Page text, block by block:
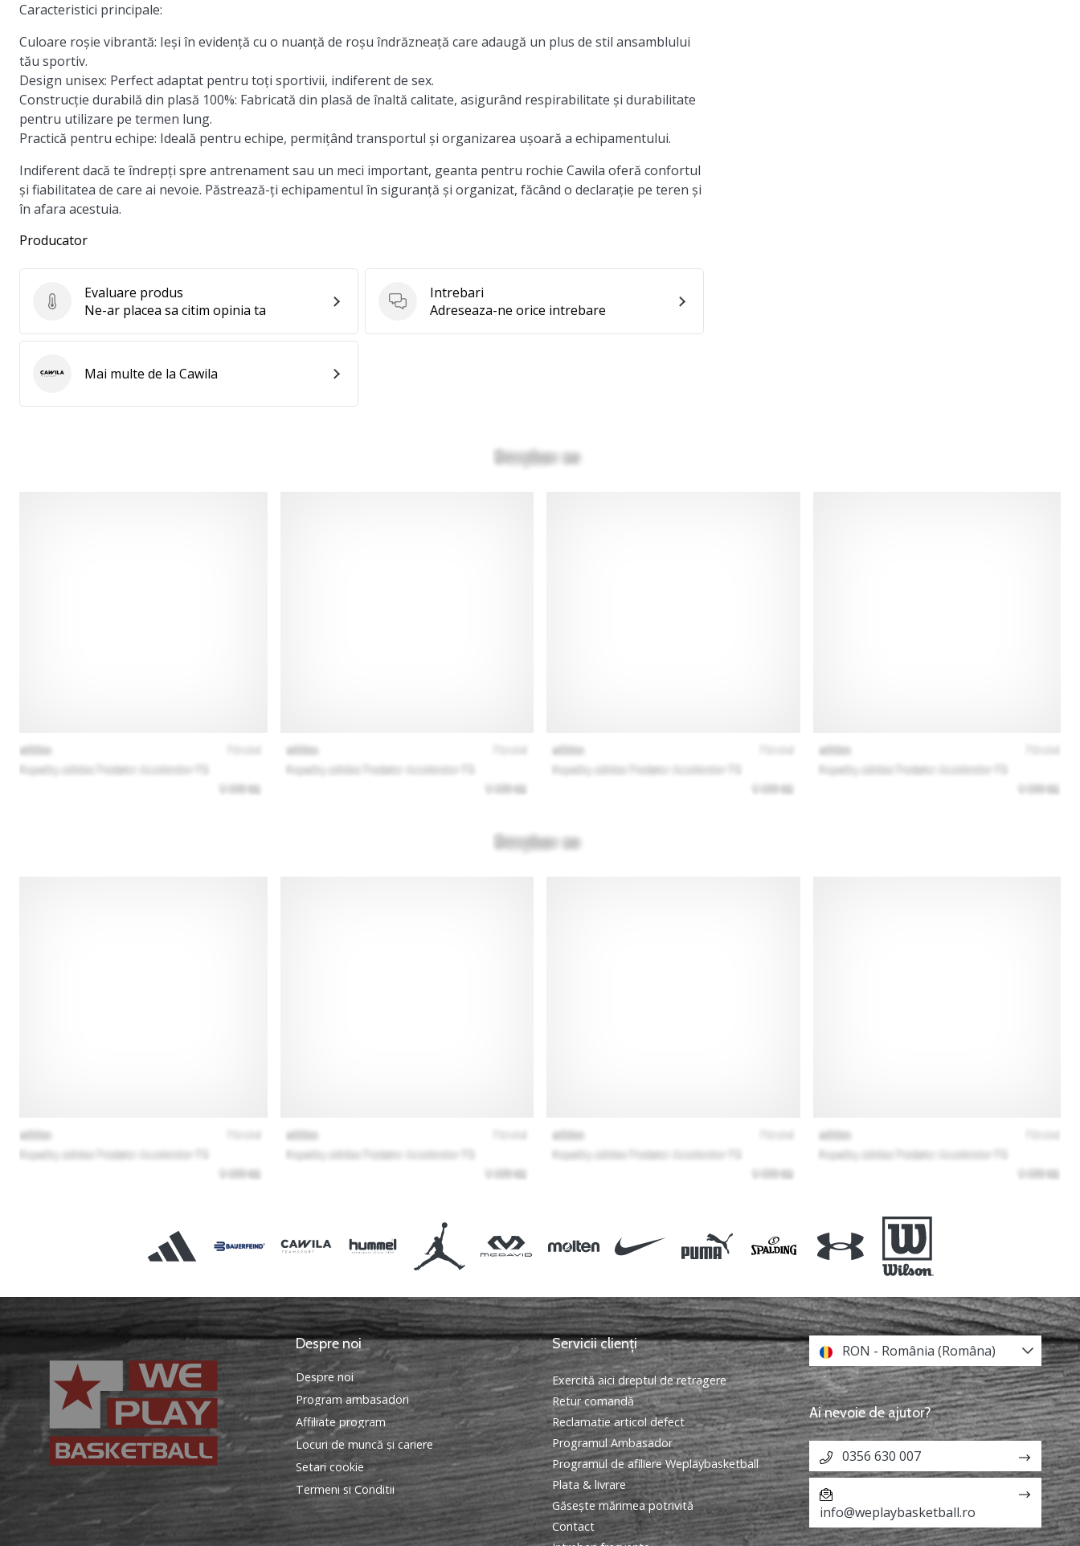
Caracteristici principale:
Culoare roșie vibrantă: Ieși în evidență cu o nuanță de roșu îndrăzneață care adaugă un plus de stil ansamblului
tău sportiv.
Design unisex: Perfect adaptat pentru toți sportivii, indiferent de sex.
Construcție durabilă din plasă 100%: Fabricată din plasă de înaltă calitate, asigurând respirabilitate și durabilitate
pentru utilizare pe termen lung.
Practică pentru echipe: Ideală pentru echipe, permițând transportul și organizarea ușoară a echipamentului.
Indiferent dacă te îndrepți spre antrenament sau un meci important, geanta pentru rochie Cawila oferă confortul
și fiabilitatea de care ai nevoie. Păstrează-ți echipamentul în siguranță și organizat, făcând o declarație pe teren și
în afara acestuia.
Producator
Evaluare produs
Evaluare produs
Ne-ar placea sa citim opinia ta
Intrebari
Intrebari
Adreseaza-ne orice intrebare
CawilaMai multe de la Cawila
WePlayBasketball.ro
Despre noi
Despre noi
Program ambasadori
Affiliate program
Locuri de muncă și cariere
Setari cookie
Termeni si Conditii
Servicii clienți
Exercită aici dreptul de retragere
Retur comandă
Reclamatie articol defect
Programul Ambasador
Programul de afiliere Weplaybasketball
Plata & livrare
Găseşte mărimea potrivită
Contact
RON - România (Româna)
Ai nevoie de ajutor?
0356 630 007
info@weplaybasketball.ro